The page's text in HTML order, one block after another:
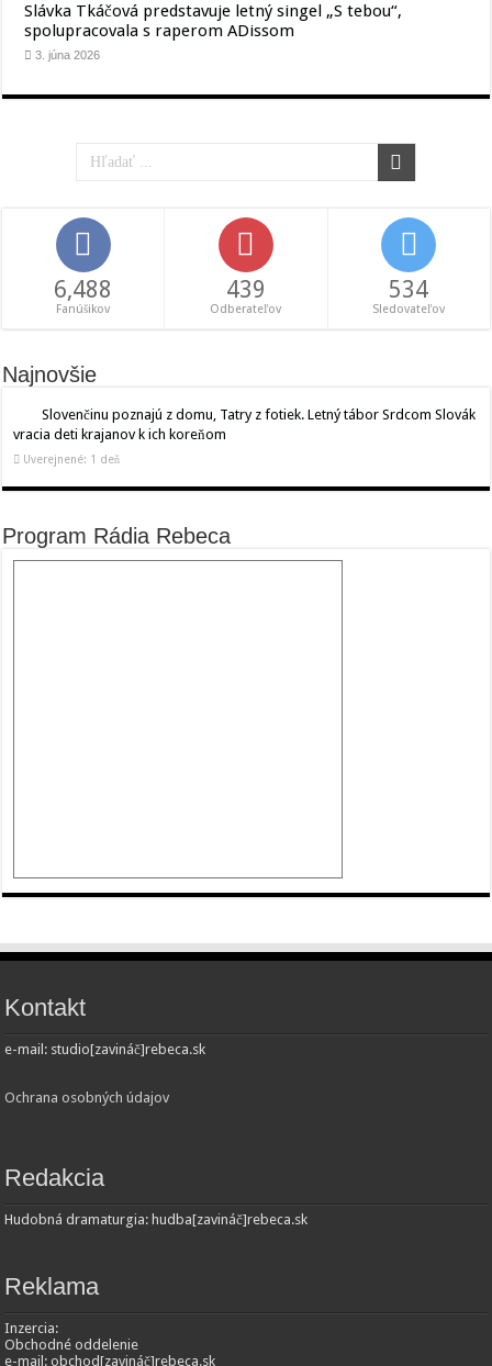
Slávka Tkáčová predstavuje letný singel „S tebou“,
spolupracovala s raperom ADissom
3. júna 2026
6,488
Fanúšikov
439
Odberateľov
534
Sledovateľov
Najnovšie
Slovenčinu poznajú z domu, Tatry z fotiek. Letný tábor Srdcom Slovák
vracia deti krajanov k ich koreňom
Uverejnené: 1 deň
Program Rádia Rebeca
Kontakt
e-mail: studio[zavináč]rebeca.sk
Ochrana osobných údajov
Redakcia
Hudobná dramaturgia: hudba[zavináč]rebeca.sk
Reklama
Inzercia:
Obchodné oddelenie
e-mail: obchod[zavináč]rebeca.sk